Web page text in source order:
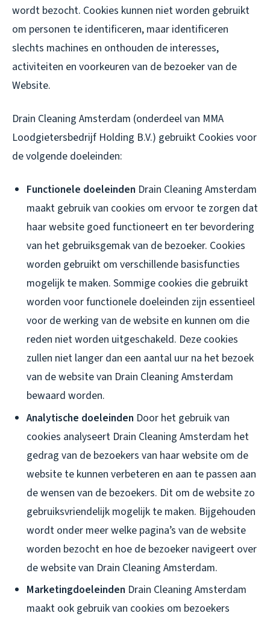
wordt bezocht. Cookies kunnen niet worden gebruikt
om personen te identificeren, maar identificeren
slechts machines en onthouden de interesses,
activiteiten en voorkeuren van de bezoeker van de
Website.
Drain Cleaning Amsterdam (onderdeel van MMA
Loodgietersbedrijf Holding B.V.) gebruikt Cookies voor
de volgende doeleinden:
Functionele doeleinden Drain Cleaning Amsterdam
maakt gebruik van cookies om ervoor te zorgen dat
haar website goed functioneert en ter bevordering
van het gebruiksgemak van de bezoeker. Cookies
worden gebruikt om verschillende basisfuncties
mogelijk te maken. Sommige cookies die gebruikt
worden voor functionele doeleinden zijn essentieel
voor de werking van de website en kunnen om die
reden niet worden uitgeschakeld. Deze cookies
zullen niet langer dan een aantal uur na het bezoek
van de website van Drain Cleaning Amsterdam
bewaard worden.
Analytische doeleinden Door het gebruik van
cookies analyseert Drain Cleaning Amsterdam het
gedrag van de bezoekers van haar website om de
website te kunnen verbeteren en aan te passen aan
de wensen van de bezoekers. Dit om de website zo
gebruiksvriendelijk mogelijk te maken. Bijgehouden
wordt onder meer welke pagina’s van de website
worden bezocht en hoe de bezoeker navigeert over
de website van Drain Cleaning Amsterdam.
Marketingdoeleinden Drain Cleaning Amsterdam
maakt ook gebruik van cookies om bezoekers